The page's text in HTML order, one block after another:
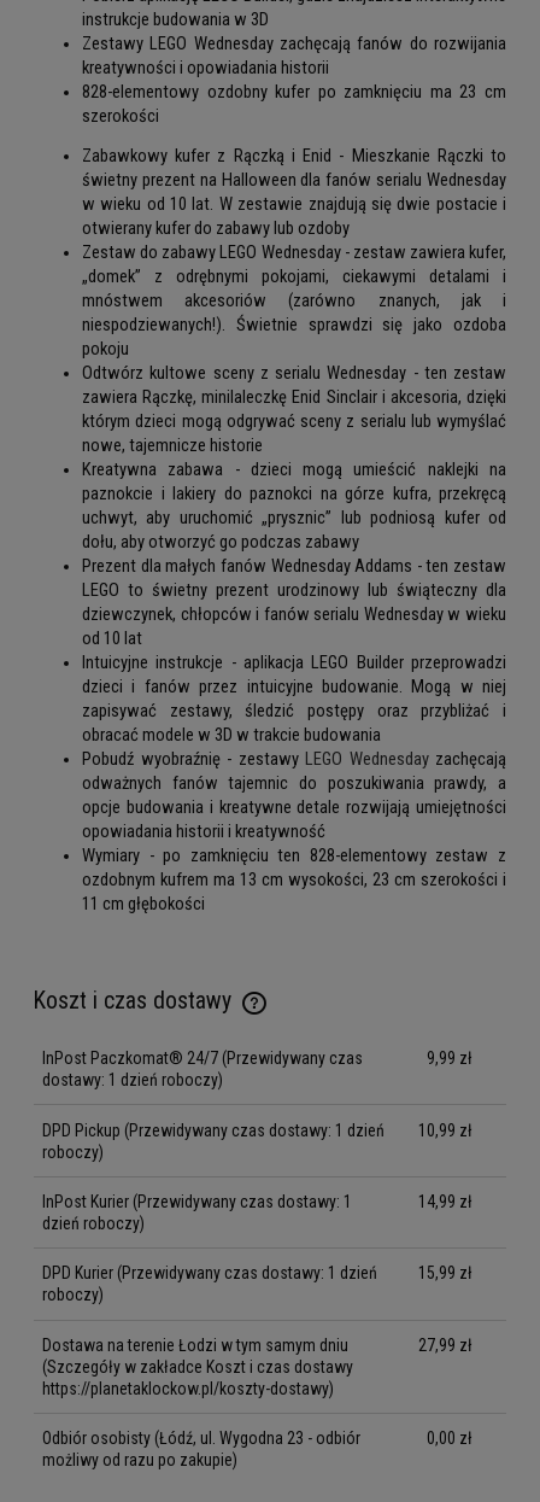
instrukcje budowania w 3D
Zestawy LEGO Wednesday zachęcają fanów do rozwijania
kreatywności i opowiadania historii
828-elementowy ozdobny kufer po zamknięciu ma 23 cm
szerokości
Zabawkowy kufer z Rączką i Enid - Mieszkanie Rączki to
świetny prezent na Halloween dla fanów serialu Wednesday
w wieku od 10 lat. W zestawie znajdują się dwie postacie i
otwierany kufer do zabawy lub ozdoby
Zestaw do zabawy LEGO Wednesday - zestaw zawiera kufer,
„domek” z odrębnymi pokojami, ciekawymi detalami i
mnóstwem akcesoriów (zarówno znanych, jak i
niespodziewanych!). Świetnie sprawdzi się jako ozdoba
pokoju
Odtwórz kultowe sceny z serialu Wednesday - ten zestaw
zawiera Rączkę, minilaleczkę Enid Sinclair i akcesoria, dzięki
którym dzieci mogą odgrywać sceny z serialu lub wymyślać
nowe, tajemnicze historie
Kreatywna zabawa - dzieci mogą umieścić naklejki na
paznokcie i lakiery do paznokci na górze kufra, przekręcą
uchwyt, aby uruchomić „prysznic” lub podniosą kufer od
dołu, aby otworzyć go podczas zabawy
Prezent dla małych fanów Wednesday Addams - ten zestaw
LEGO to świetny prezent urodzinowy lub świąteczny dla
dziewczynek, chłopców i fanów serialu Wednesday w wieku
od 10 lat
Intuicyjne instrukcje - aplikacja LEGO Builder przeprowadzi
dzieci i fanów przez intuicyjne budowanie. Mogą w niej
zapisywać zestawy, śledzić postępy oraz przybliżać i
obracać modele w 3D w trakcie budowania
Pobudź wyobraźnię - zestawy LEGO Wednesdayzachęcają
odważnych fanów tajemnic do poszukiwania prawdy, a
opcje budowania i kreatywne detale rozwijają umiejętności
opowiadania historii i kreatywność
Wymiary - po zamknięciu ten 828-elementowy zestaw z
ozdobnym kufrem ma 13 cm wysokości, 23 cm szerokości i
11 cm głębokości
Koszt i czas dostawy
Cena nie zawiera ewentualnych kosztów płatności
InPost Paczkomat® 24/7 (Przewidywany czas
dostawy: 1 dzień roboczy)
9,99 zł
DPD Pickup (Przewidywany czas dostawy: 1 dzień
roboczy)
10,99 zł
InPost Kurier (Przewidywany czas dostawy: 1
dzień roboczy)
14,99 zł
DPD Kurier (Przewidywany czas dostawy: 1 dzień
roboczy)
15,99 zł
Dostawa na terenie Łodzi w tym samym dniu
(Szczegóły w zakładce Koszt i czas dostawy
https://planetaklockow.pl/koszty-dostawy)
27,99 zł
Odbiór osobisty (Łódź, ul. Wygodna 23 - odbiór
możliwy od razu po zakupie)
0,00 zł